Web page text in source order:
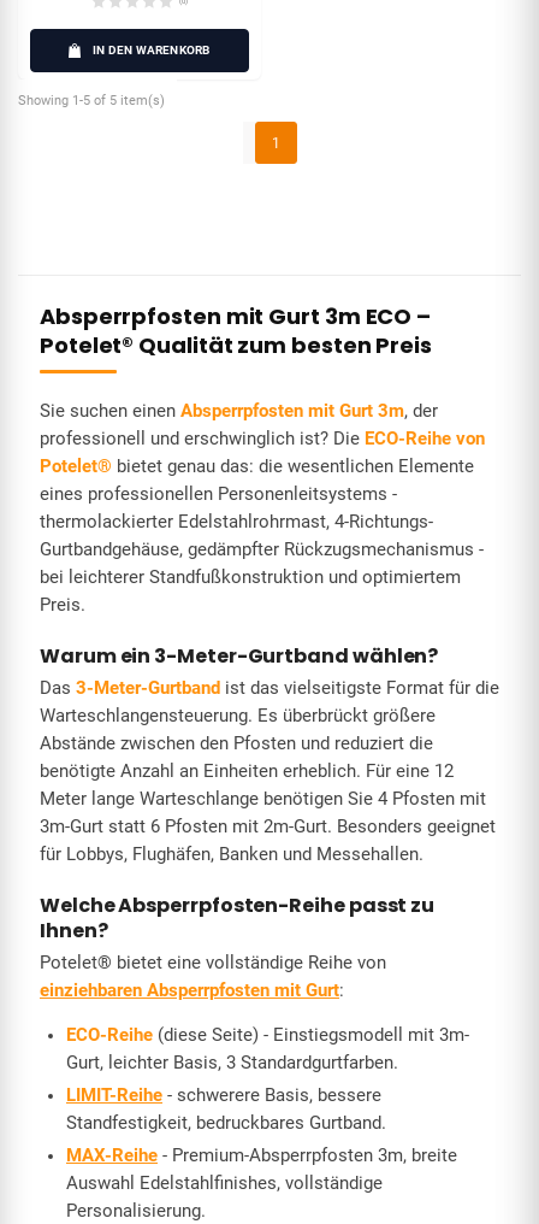
IN DEN WARENKORB
Showing 1-5 of 5 item(s)
1
Absperrpfosten mit Gurt 3m ECO –
Potelet® Qualität zum besten Preis
Sie suchen einen Absperrpfosten mit Gurt 3m, der
professionell und erschwinglich ist? Die ECO-Reihe von
Potelet® bietet genau das: die wesentlichen Elemente
eines professionellen Personenleitsystems -
thermolackierter Edelstahlrohrmast, 4-Richtungs-
Gurtbandgehäuse, gedämpfter Rückzugsmechanismus -
bei leichterer Standfußkonstruktion und optimiertem
Preis.
Warum ein 3-Meter-Gurtband wählen?
Das 3-Meter-Gurtband ist das vielseitigste Format für die
Warteschlangensteuerung. Es überbrückt größere
Abstände zwischen den Pfosten und reduziert die
benötigte Anzahl an Einheiten erheblich. Für eine 12
Meter lange Warteschlange benötigen Sie 4 Pfosten mit
3m-Gurt statt 6 Pfosten mit 2m-Gurt. Besonders geeignet
für Lobbys, Flughäfen, Banken und Messehallen.
Welche Absperrpfosten-Reihe passt zu
Ihnen?
Potelet® bietet eine vollständige Reihe von
einziehbaren Absperrpfosten mit Gurt:
ECO-Reihe (diese Seite) - Einstiegsmodell mit 3m-
Gurt, leichter Basis, 3 Standardgurtfarben.
LIMIT-Reihe - schwerere Basis, bessere
Standfestigkeit, bedruckbares Gurtband.
MAX-Reihe - Premium-Absperrpfosten 3m, breite
Auswahl Edelstahlfinishes, vollständige
Personalisierung.